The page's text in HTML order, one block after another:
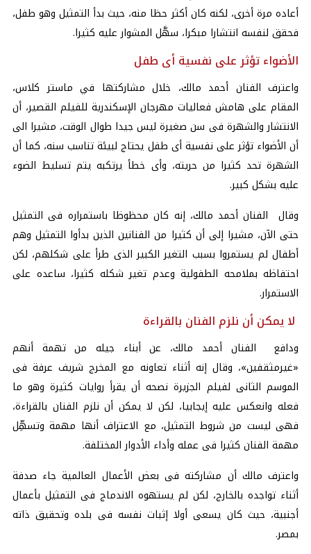
أعاده مرة أخرى، لكنه كان أكثر حظا منه، حيث بدأ التمثيل وهو طفل،
فحقق لنفسه انتشارا مبكرا، سهَّل المشوار عليه كثيرا.
الأضواء تؤثر على نفسية أى طفل
واعترف الفنان أحمد مالك، خلال مشاركتها في ماستر كلاس،
المقام على هامش فعاليات مهرجان الإسكندرية للفيلم القصير، أن
الانتشار والشهرة فى سن صغيرة ليس جيدا طوال الوقت، مشيرا الى
أن الأضواء تؤثر على نفسية أى طفل يحتاج لبيئة تناسب سنه، كما أن
الشهرة تحد كثيرا من حريته، وأى خطأ يرتكبه يتم تسليط الضوء
عليه بشكل كبير.
وقال الفنان أحمد مالك، إنه كان محظوظا باستمراره فى التمثيل
حتى الآن، مشيرا إلى أن كثيرا من الفنانين الذين بدأوا التمثيل وهم
أطفال لم يستمروا بسبب التغير الكبير الذى طرأ على شكلهم، لكن
احتفاظه بملامحه الطفولية وعدم تغير شكله كثيرا، ساعده على
الاستمرار.
لا يمكن أن نلزم الفنان بالقراءة
ودافع الفنانأحمد مالك، عن أبناء جيله من تهمة أنهم
«غيرمثقفين»، وقال إنه أثناء تعاونه مع المخرج شريف عرفة فى
الموسم الثانى لفيلم الجزيرة نصحه أن يقرأ روايات كثيرة وهو ما
فعله وانعكس عليه إيجابيا، لكن لا يمكن أن نلزم الفنان بالقراءة،
فهى ليست من شروط التمثيل، مع الاعتراف أنها مهمة وتسهِّل
مهمة الفنان كثيرا فى عمله وأداء الأدوار المختلفة.
واعترف مالك أن مشاركته فى بعض الأعمال العالمية جاء صدفة
أثناء تواجده بالخارج، لكن لم يستهوه الاندماج فى التمثيل بأعمال
أجنبية، حيث كان يسعى أولا إثبات نفسه فى بلده وتحقيق ذاته
بمصر.